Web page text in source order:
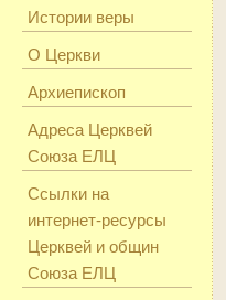
Истории веры
О Церкви
Архиепископ
Адреса Церквей
Союза ЕЛЦ
Ссылки на
интернет-ресурсы
Церквей и общин
Союза ЕЛЦ